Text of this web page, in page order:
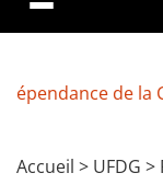
de la Côte
Accueil > UFDG >